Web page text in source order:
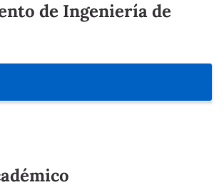
de Ingeniería de